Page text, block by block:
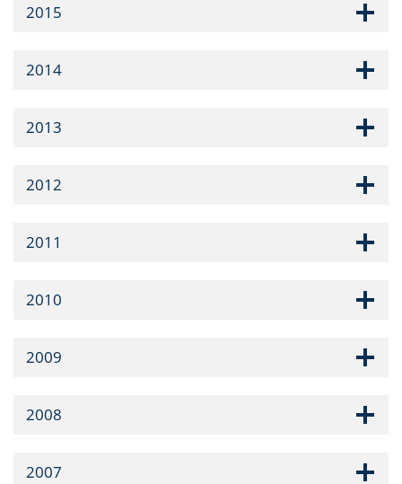
2015
2014
2013
2012
2011
2010
2009
2008
2007